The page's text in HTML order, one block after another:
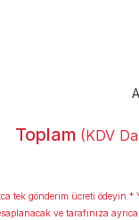
Toplam (KDV
tek gönderim ücreti ödeyin.*
ve tarafınıza